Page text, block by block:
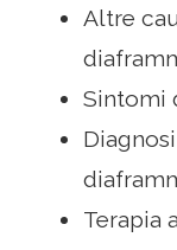
Altre
Sintomi
Terapia